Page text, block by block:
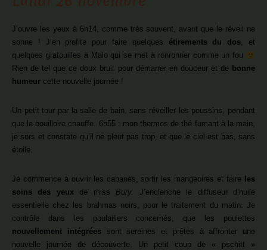
J’ouvre les yeux à 6h14, comme très souvent, avant que le réveil ne
sonne ! J’en profite pour faire quelques étirements du dos, et
quelques gratouilles à Malo qui se met à ronronner comme un fou
Rien de tel que ce doux bruit pour démarrer en douceur et de bonne
humeur cette nouvelle journée !
Un petit tour par la salle de bain, sans réveiller les poussins, pendant
que la bouilloire chauffe. 6h55 : mon thermos de thé fumant à la main,
je sors et constate qu’il ne pleut pas trop, et que le ciel est bas, sans
étoile.
Je commence à ouvrir les cabanes, sortir les mangeoires et faire
les
soins des yeuxde miss Bury. J’enclenche le diffuseur d’huile
essentielle chez les brahmas noirs, pour le traitement du matin. Je
contrôle dans les poulaillers concernés, que les poulettes
nouvellement intégréessont sereines et prêtes à affronter une
nouvelle journée de découverte. Un petit coup de « pschitt »